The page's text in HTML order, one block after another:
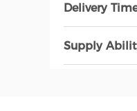
Delivery
Supply